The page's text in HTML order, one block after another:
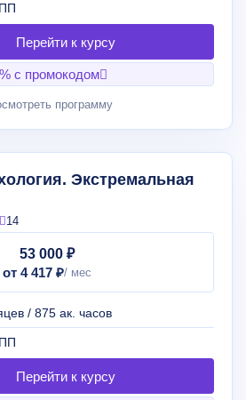
с промокодом
программу
Экстремальная
14
53 000 ₽
от 4 417 ₽
/ 875 ак. часов